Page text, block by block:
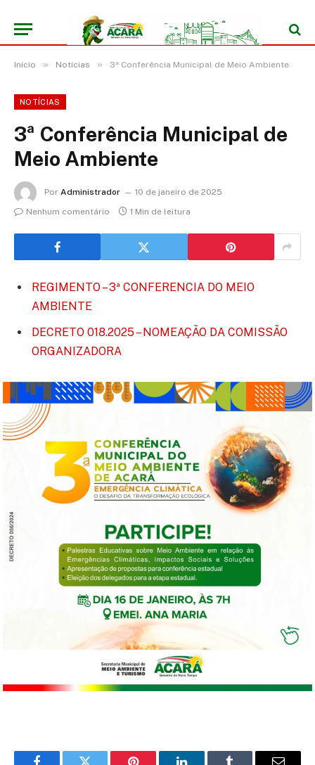
Início » Notícias » 3ª Conferência Municipal de Meio Ambiente
NOTÍCIAS
3ª Conferência Municipal de
Meio Ambiente
Por Administrador
10 de janeiro de 2025
Nenhum comentário
1 Min de leitura
REGIMENTO – 3ª CONFERENCIA DO MEIO
AMBIENTE
DECRETO 018.2025 – NOMEAÇÃO DA COMISSÃO
ORGANIZADORA